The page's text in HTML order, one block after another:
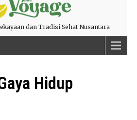
dan Tradisi Sehat Nusantara
Hidup